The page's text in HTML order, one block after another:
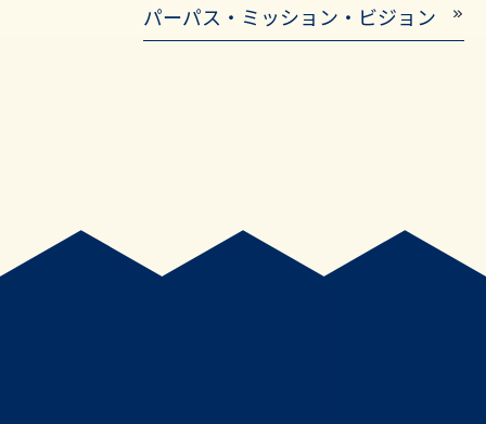
パーパス・ミッション・ビジョン